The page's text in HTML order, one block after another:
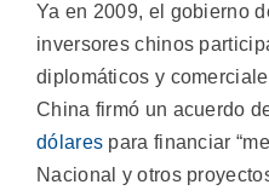
Ya en 2009, el gobierno
inversores chinos
diplomáticos y
China firmó un acuerdo
dólares para financiar
Nacional y otros